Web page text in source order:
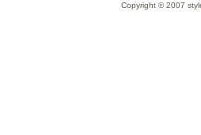
Copyright © 2007